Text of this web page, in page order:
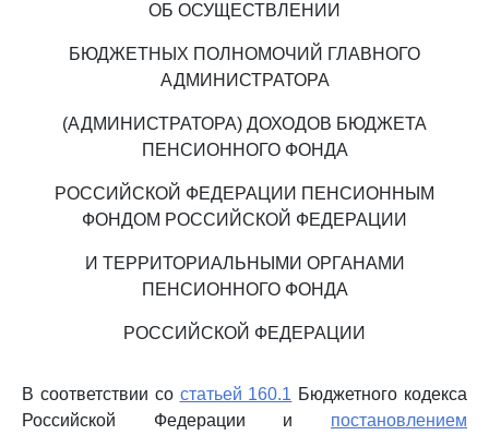
ОБ ОСУЩЕСТВЛЕНИИ
БЮДЖЕТНЫХ ПОЛНОМОЧИЙ ГЛАВНОГО
АДМИНИСТРАТОРА
(АДМИНИСТРАТОРА) ДОХОДОВ БЮДЖЕТА
ПЕНСИОННОГО ФОНДА
РОССИЙСКОЙ ФЕДЕРАЦИИ ПЕНСИОННЫМ
ФОНДОМ РОССИЙСКОЙ ФЕДЕРАЦИИ
И ТЕРРИТОРИАЛЬНЫМИ ОРГАНАМИ
ПЕНСИОННОГО ФОНДА
РОССИЙСКОЙ ФЕДЕРАЦИИ
В соответствии со статьей 160.1 Бюджетного кодекса
Российской Федерации и постановлением